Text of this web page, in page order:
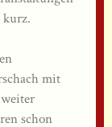
kurz.
mit
schon